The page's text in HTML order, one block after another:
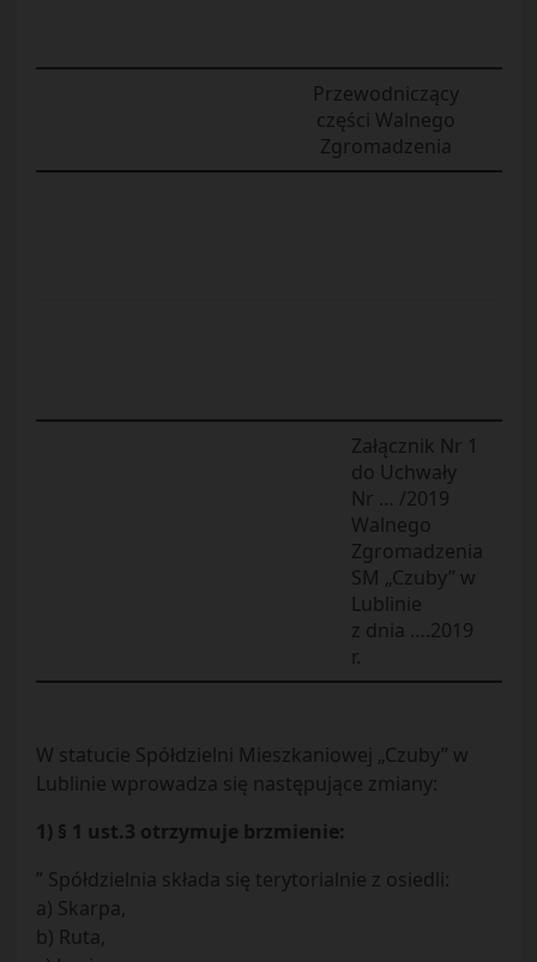
Przewodniczący
części Walnego
Zgromadzenia
Załącznik Nr 1
do Uchwały
Nr … /2019
Walnego
Zgromadzenia
SM „Czuby” w
Lublinie
z dnia ….2019
r.
W statucie Spółdzielni Mieszkaniowej „Czuby” w
Lublinie wprowadza się następujące zmiany:
1) § 1 ust.3 otrzymuje brzmienie:
” Spółdzielnia składa się terytorialnie z osiedli:
a) Skarpa,
b) Ruta,